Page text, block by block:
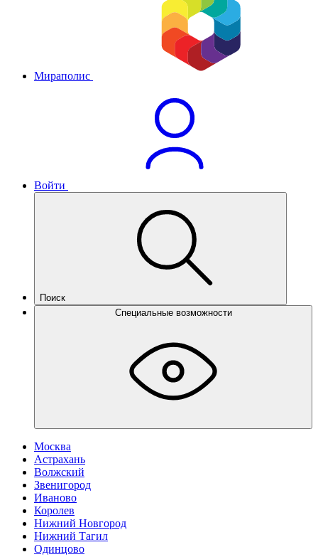
Мираполис
Войти
Поиск
Специальные возможности
Москва
Астрахань
Волжский
Звенигород
Иваново
Королев
Нижний Новгород
Нижний Тагил
Одинцово